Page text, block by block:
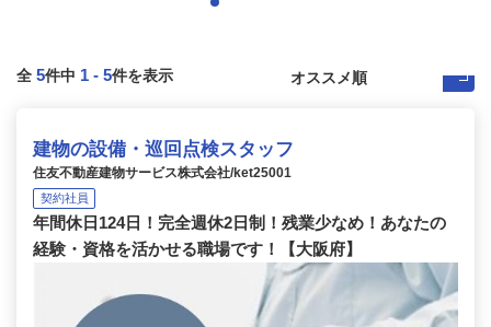
全 5件中 1 - 5件を表示
建物の設備・巡回点検スタッフ
住友不動産建物サービス株式会社/ket25001
契約社員
年間休日124日！完全週休2日制！残業少なめ！あなたの
経験・資格を活かせる職場です！【大阪府】